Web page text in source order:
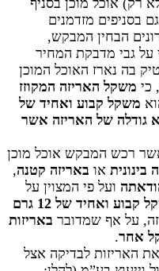
בסניפים מזדמנים
הבחין המבקש,
גבי מדבקת המחיר
בה נארז האוכל המוכן
כי משקל האריזה המקוזז
משקל קבוע ואחיד של
גרם) יהא גודלה של האריזה אשר
רכש המבקש אוכל מוכן
בינונית או באריזה קטנה,
ועל פי המצוין על
משקל קבוע ואחיד של 12 גרם
על אף שמדובר באריזות
אחר.
האריזות לבדיקה אצל